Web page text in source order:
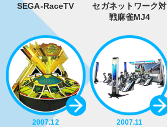
SEGA-RaceTV
セガネットワーク対
戦麻雀MJ4
2007.12 2007.11